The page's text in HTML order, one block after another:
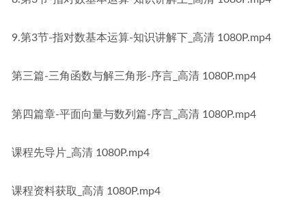
9.​第3节-指对数基本运算-知识讲解下_高清 1080P​​.mp4
第三篇-三角函数与解三角形-序言_高清 1080P.mp4
第四篇章-平面向量与数列篇-序言_高清 1080P.mp4
课程先导片_高清 1080P.mp4
课程资料获取_高清 1080P.mp4